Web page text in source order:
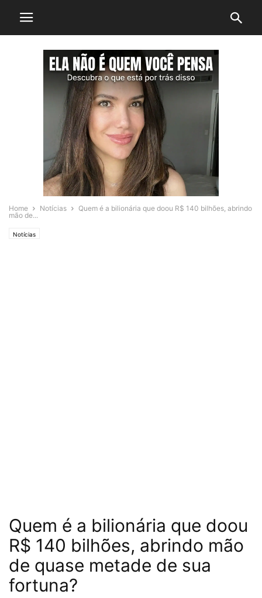
Home Notícias
Quem é a bilionária que doou R$ 140 bilhões, abrindo
mão de...
Notícias
Quem é a bilionária que doou
R$ 140 bilhões, abrindo mão
de quase metade de sua
fortuna?